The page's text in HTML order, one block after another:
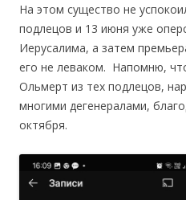
На этом существо не
подлецов и 13 июня уже
Иерусалима, а затем
его не леваком. Напомню,
Ольмерт из тех подлецов,
многими дегенералами,
октября.